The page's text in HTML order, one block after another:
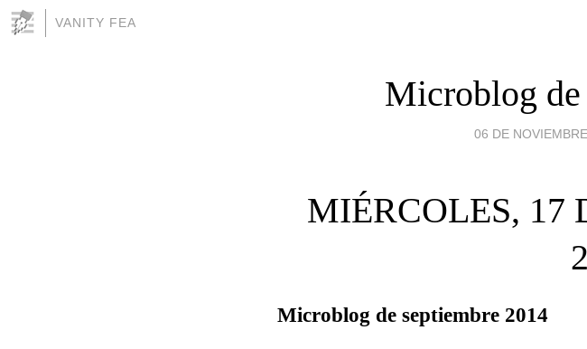
VANITY FEA
Microblog de
06 DE
MIÉRCOLES, 17
Microblog de septiembre 2014